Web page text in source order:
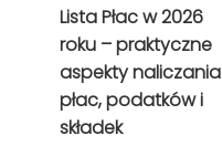
Lista Płac w 2026
roku – praktyczne
aspekty naliczania
płac, podatków i
składek